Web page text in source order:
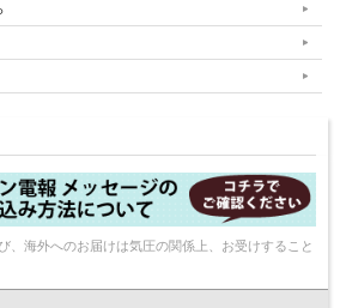
、海外へのお届けは気圧の関係上、お受けすること